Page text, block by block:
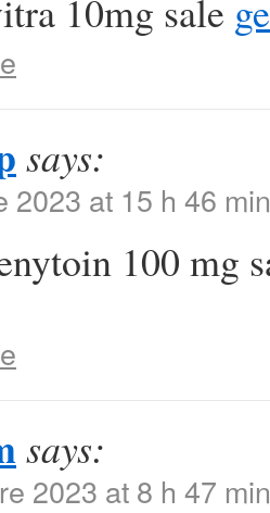
10mg sale
says:
2023 at 15 h 46 min
100 mg
says:
2023 at 8 h 47 min